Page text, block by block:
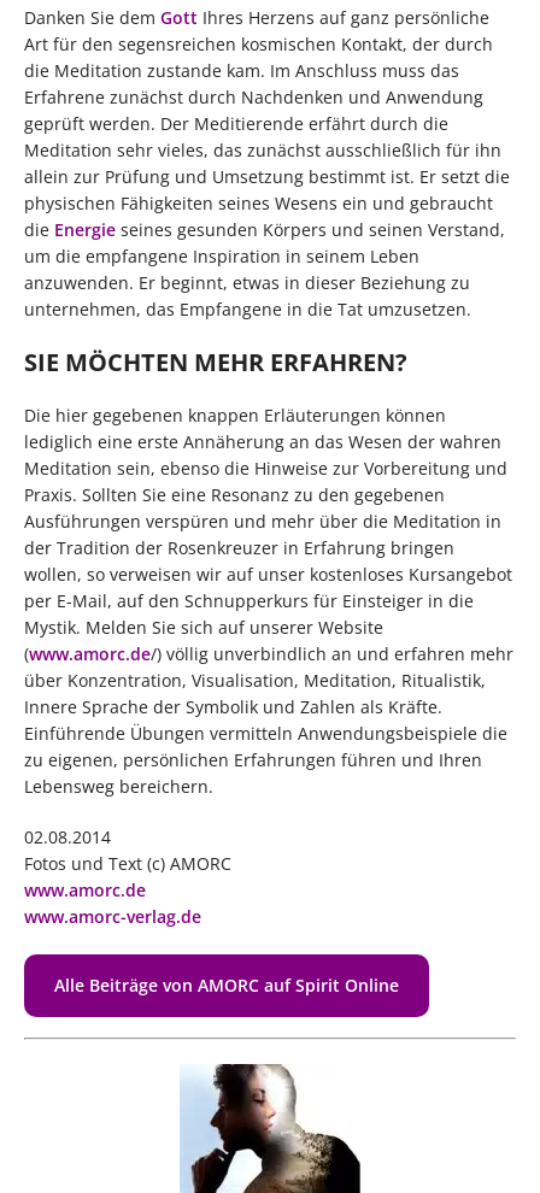
Danken Sie dem Gott Ihres Herzens auf ganz persönliche
Art für den segensreichen kosmischen Kontakt, der durch
die Meditation zustande kam. Im Anschluss muss das
Erfahrene zunächst durch Nachdenken und Anwendung
geprüft werden. Der Meditierende erfährt durch die
Meditation sehr vieles, das zunächst ausschließlich für ihn
allein zur Prüfung und Umsetzung bestimmt ist. Er setzt die
physischen Fähigkeiten seines Wesens ein und gebraucht
die Energie seines gesunden Körpers und seinen Verstand,
um die empfangene Inspiration in seinem Leben
anzuwenden. Er beginnt, etwas in dieser Beziehung zu
unternehmen, das Empfangene in die Tat umzusetzen.
SIE MÖCHTEN MEHR ERFAHREN?
Die hier gegebenen knappen Erläuterungen können
lediglich eine erste Annäherung an das Wesen der wahren
Meditation sein, ebenso die Hinweise zur Vorbereitung und
Praxis. Sollten Sie eine Resonanz zu den gegebenen
Ausführungen verspüren und mehr über die Meditation in
der Tradition der Rosenkreuzer in Erfahrung bringen
wollen, so verweisen wir auf unser kostenloses Kursangebot
per E-Mail, auf den Schnupperkurs für Einsteiger in die
Mystik. Melden Sie sich auf unserer Website
(www.amorc.de/) völlig unverbindlich an und erfahren mehr
über Konzentration, Visualisation, Meditation, Ritualistik,
Innere Sprache der Symbolik und Zahlen als Kräfte.
Einführende Übungen vermitteln Anwendungsbeispiele die
zu eigenen, persönlichen Erfahrungen führen und Ihren
Lebensweg bereichern.
02.08.2014
Fotos und Text (c) AMORC
www.amorc.de
www.amorc-verlag.de
Alle Beiträge von AMORC auf Spirit Online